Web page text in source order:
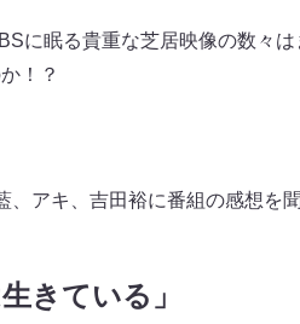
に眠る貴重な芝居映像の数々
！？
アキ、吉田裕に番組の感想を
きている」